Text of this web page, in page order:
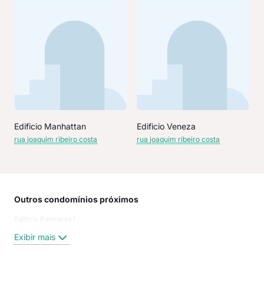
Edificio Manhattan
rua joaquim ribeiro costa
Edificio Veneza
rua joaquim ribeiro costa
Outros condomínios próximos
Edificio Palmares I
Exibir mais